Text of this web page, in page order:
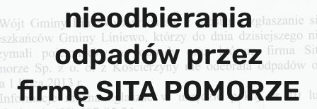
nieodbierania
odpadów przez
firmę SITA POMORZE